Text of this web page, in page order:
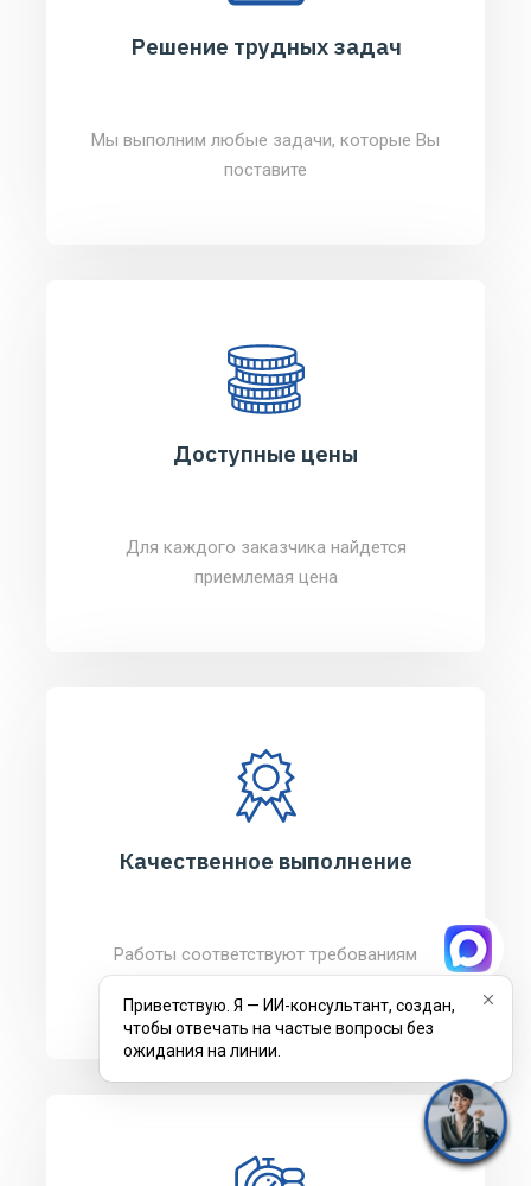
Решение трудных задач
Мы выполним любые задачи, которые Вы
поставите
Доступные цены
Для каждого заказчика найдется
приемлемая цена
Качественное выполнение
Работы соответствуют требованиям
Приветствую. Я — ИИ-консультант, создан,
чтобы отвечать на частые вопросы без
ожидания на линии.